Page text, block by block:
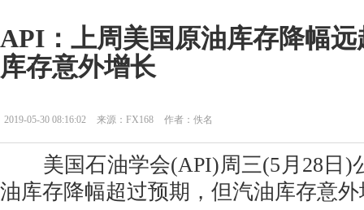
API：上周美国原油库存降幅
库存意外增长
2019-05-30 08:16:02 来源：FX168 作者：佚名
美国石油学会(API)周三(5月28日)
油库存降幅超过预期，但汽油库存意